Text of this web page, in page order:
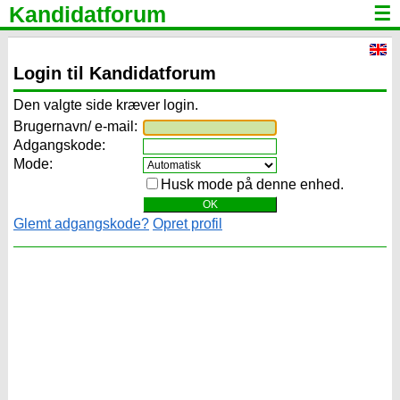
Kandidatforum ☰
Login til Kandidatforum
Den valgte side kræver login.
Brugernavn/ e-mail:
Adgangskode:
Mode:
Husk mode på denne enhed.
Glemt adgangskode? Opret profil